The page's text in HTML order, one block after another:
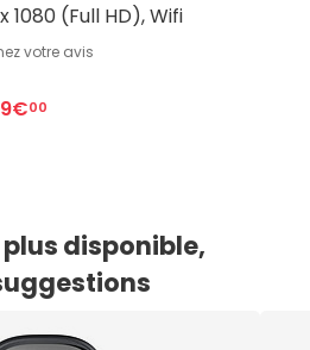
1080 (Full HD), Wifi
votre avis
00
disponible,